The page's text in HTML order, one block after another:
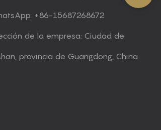
+86-15687268672
de la empresa: Ciudad de
provincia de Guangdong, China